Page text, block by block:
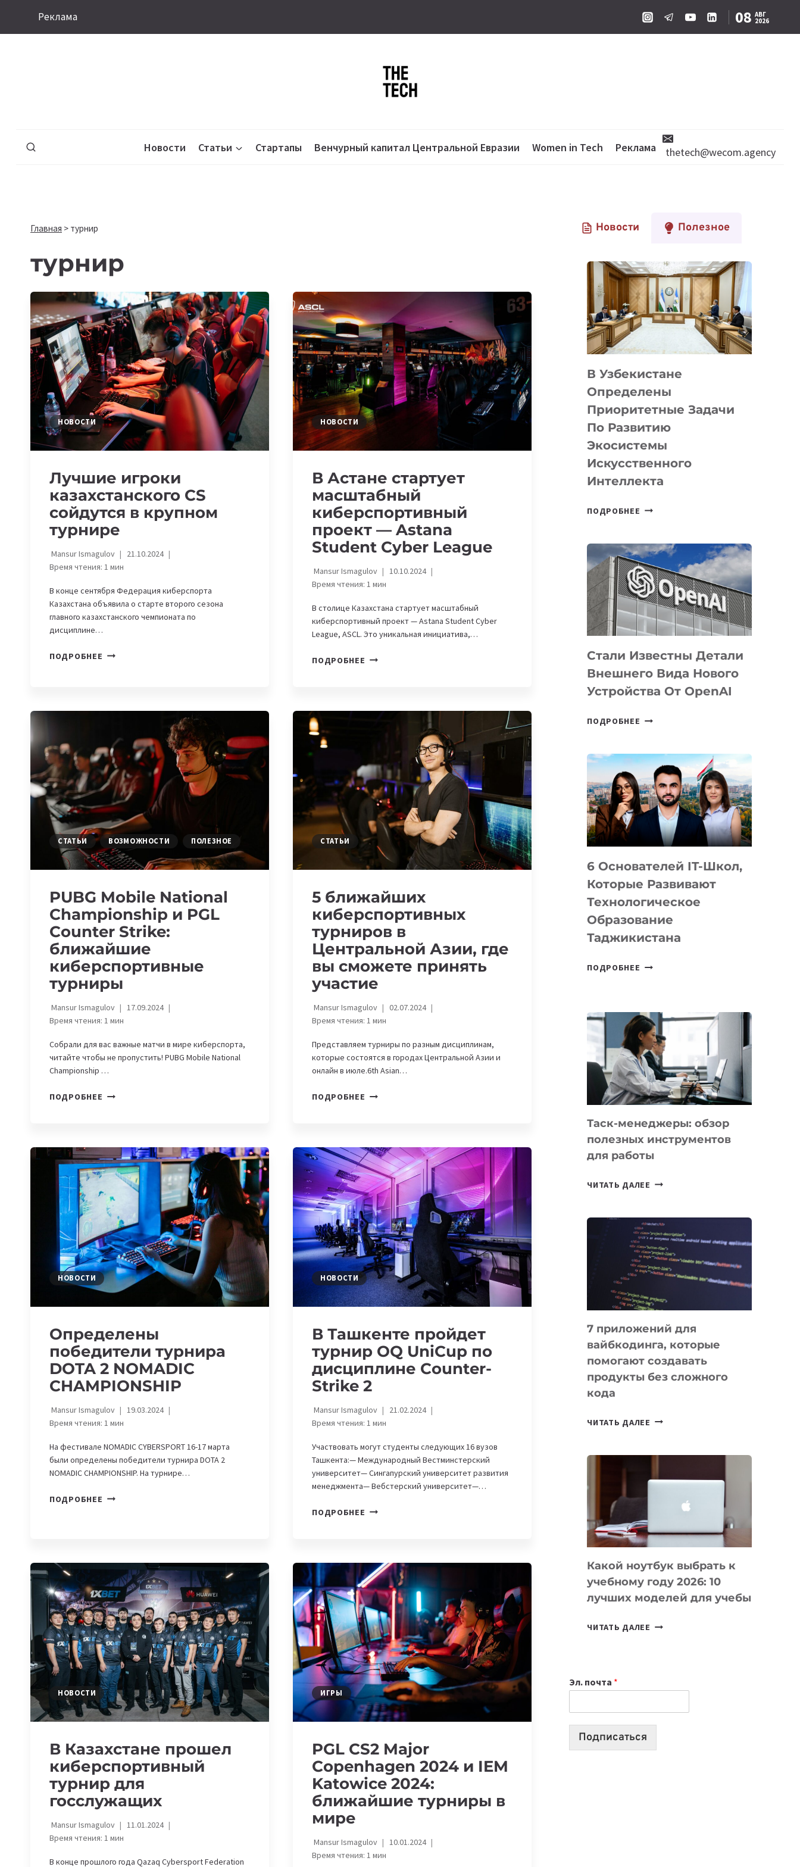
Реклама 08 АВГ
2026
Новости Статьи Стартапы Венчурный капитал Центральной Евразии Women in Tech Реклама thetech@wecom.agency
Главная > турнир
турнир
НОВОСТИ
Лучшие игроки
казахстанского CS
сойдутся в крупном
турнире
Mansur Ismagulov
21.10.2024
Время чтения: 1 мин
В конце сентября Федерация киберспорта
Казахстана объявила о старте второго сезона
главного казахстанского чемпионата по
дисциплине…
ПОДРОБНЕЕ ЛУЧШИЕ
КРУПНОМ
ТУРНИРЕ
НОВОСТИ
В Астане стартует
масштабный
киберспортивный
проект — Astana
Student Cyber League
Mansur Ismagulov
10.10.2024
Время чтения: 1мин
В столице Казахстана стартует масштабный
киберспортивный проект — Astana Student Cyber
League, ASCL. Это уникальная инициатива,…
ПОДРОБНЕЕ В
КИБЕРСПОРТИВНЫЙ
ПРОЕКТ
ASTANA
STUDENT
CYBER
LEAGUE
СТАТЬИ ВОЗМОЖНОСТИ ПОЛЕЗНОЕ
PUBG Mobile National
Championship и PGL
Counter Strike:
ближайшие
киберспортивные
турниры
Mansur Ismagulov
17.09.2024
Время чтения: 1 мин
Собрали для вас важные матчи в мире киберспорта,
читайте чтобы не пропустить! PUBG Mobile National
Championship …
ПОДРОБНЕЕ PUBG
И
PGL
COUNTER
STRIKE:
БЛИЖАЙШИЕ
КИБЕРСПОРТИВНЫЕ
ТУРНИРЫ
СТАТЬИ
5 ближайших
киберспортивных
турниров в
Центральной Азии, где
вы сможете принять
участие
Mansur Ismagulov
02.07.2024
Время чтения: 1мин
Представляем турниры по разным дисциплинам,
которые состоятся в городах Центральной Азии и
онлайн в июле.6th Asian…
ПОДРОБНЕЕ 5
В
ЦЕНТРАЛЬНОЙ
АЗИИ,
ГДЕ
ВЫ
СМОЖЕТЕ
ПРИНЯТЬ
УЧАСТИЕ
НОВОСТИ
Определены
победители турнира
DOTA 2 NOMADIC
CHAMPIONSHIP
Mansur Ismagulov
19.03.2024
Время чтения: 1 мин
На фестивале NOMADIC CYBERSPORT 16-17 марта
были определены победители турнира DOTA 2
NOMADIC CHAMPIONSHIP. На турнире…
ПОДРОБНЕЕ ОПРЕДЕЛЕНЫ
NOMADIC
CHAMPIONSHIP
НОВОСТИ
В Ташкенте пройдет
турнир OQ UniCup по
дисциплине Counter-
Strike 2
Mansur Ismagulov
21.02.2024
Время чтения: 1мин
Участвовать могут студенты следующих 16 вузов
Ташкента:— Международный Вестминстерский
университет— Сингапурский университет развития
менеджмента— Вебстерский университет—…
ПОДРОБНЕЕ В
OQ
UNICUP
ПО
ДИСЦИПЛИНЕ
COUNTER-
STRIKE
2
НОВОСТИ
В Казахстане прошел
киберспортивный
турнир для
госслужащих
Mansur Ismagulov
11.01.2024
Время чтения: 1 мин
В конце прошлого года Qazaq Cybersport Federation
ИГРЫ
PGL CS2 Major
Copenhagen 2024 и IEM
Katowice 2024:
ближайшие турниры в
мире
Mansur Ismagulov
10.01.2024
Время чтения: 1мин
Новости Полезное
В Узбекистане
Определены
Приоритетные Задачи
По Развитию
Экосистемы
Искусственного
Интеллекта
ПОДРОБНЕЕ В
ПРИОРИТЕТНЫЕ
ЗАДАЧИ
ПО
РАЗВИТИЮ
ЭКОСИСТЕМЫ
ИСКУССТВЕННОГО
Стали Известны Детали
Внешнего Вида Нового
Устройства От OpenAI
ПОДРОБНЕЕ СТАЛИ
ВНЕШНЕГО
ВИДА
НОВОГО
УСТРОЙСТВА
OPENAI
6 Основателей IT-Школ,
Которые Развивают
Технологическое
Образование
Таджикистана
ПОДРОБНЕЕ
КОТОРЫЕ
РАЗВИВАЮТ
ТЕХНОЛОГИЧЕСКОЕ
ОБРАЗОВАНИЕ
ТАДЖИКИСТАНА
Таск-менеджеры: обзор
полезных инструментов
для работы
ЧИТАТЬ ДАЛЕЕ ТАСК-
ПОЛЕЗНЫХ
ИНСТРУМЕНТОВ
ДЛЯ
РАБОТЫ
7 приложений для
вайбкодинга, которые
помогают создавать
продукты без сложного
кода
ЧИТАТЬ ДАЛЕЕ
КОТОРЫЕ
СОЗДАВАТЬ
БЕЗ
КОДА
Какой ноутбук выбрать к
учебному году 2026: 10
лучших моделей для учебы
ЧИТАТЬ ДАЛЕЕ КАКОЙ
2026:
10
Эл. почта *
Подписаться